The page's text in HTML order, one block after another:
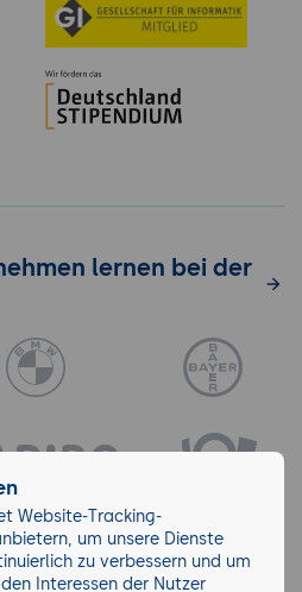
lernen bei der
Website-Tracking-
um unsere Dienste
zu verbessern und um
Interessen der Nutzer